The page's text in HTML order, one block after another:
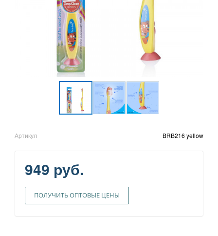
Артикул BRB216 yellow
949 руб.
ПОЛУЧИТЬ ОПТОВЫЕ ЦЕНЫ